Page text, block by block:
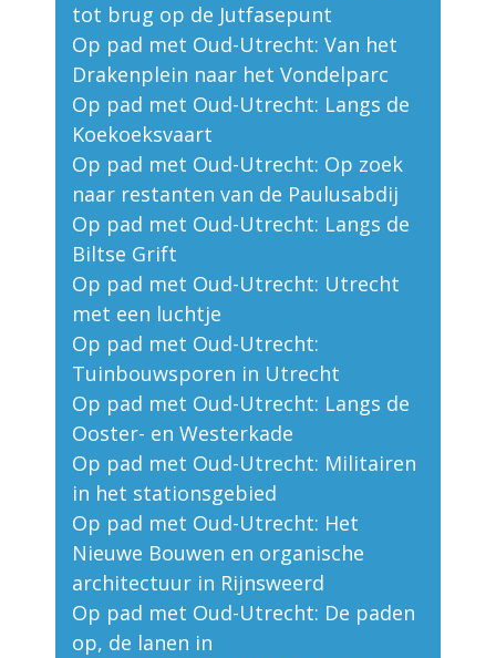
tot brug op de Jutfasepunt
Op pad met Oud-Utrecht: Van het
Drakenplein naar het Vondelparc
Op pad met Oud-Utrecht: Langs de
Koekoeksvaart
Op pad met Oud-Utrecht: Op zoek
naar restanten van de Paulusabdij
Op pad met Oud-Utrecht: Langs de
Biltse Grift
Op pad met Oud-Utrecht: Utrecht
met een luchtje
Op pad met Oud-Utrecht:
Tuinbouwsporen in Utrecht
Op pad met Oud-Utrecht: Langs de
Ooster- en Westerkade
Op pad met Oud-Utrecht: Militairen
in het stationsgebied
Op pad met Oud-Utrecht: Het
Nieuwe Bouwen en organische
architectuur in Rijnsweerd
Op pad met Oud-Utrecht: De paden
op, de lanen in